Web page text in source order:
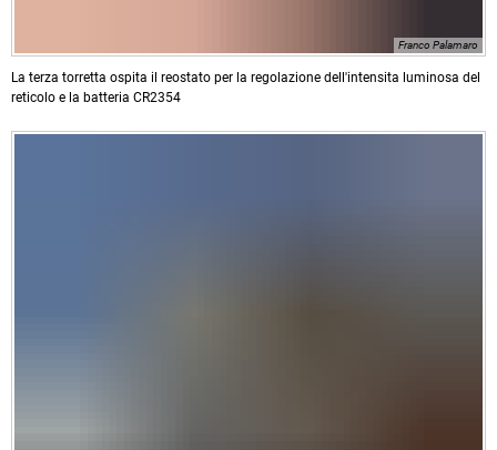
Franco Palamaro
La terza torretta ospita il reostato per la regolazione dell'intensita luminosa del
reticolo e la batteria CR2354